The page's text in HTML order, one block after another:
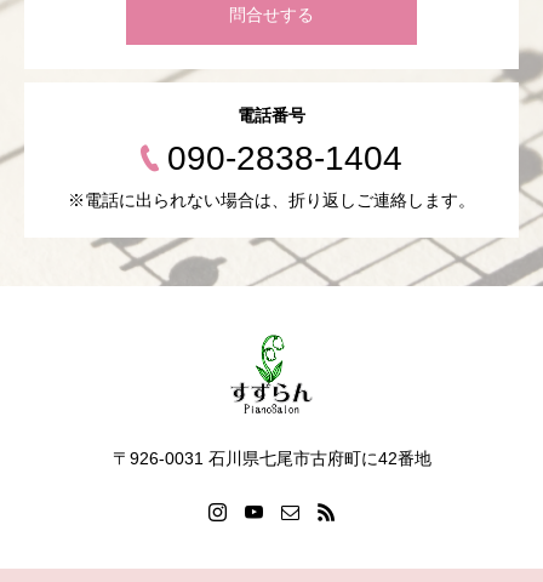
問合せする
電話番号
090-2838-1404
※電話に出られない場合は、折り返しご連絡します。
〒926-0031 石川県七尾市古府町に42番地